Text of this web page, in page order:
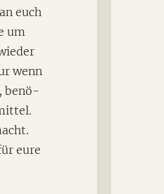
euch
um
wenn
benö-
eure